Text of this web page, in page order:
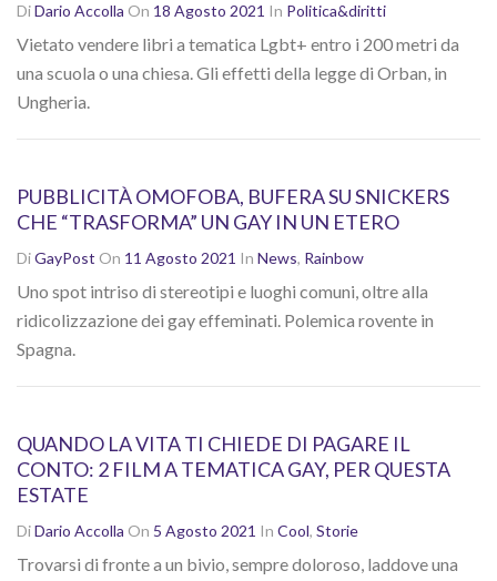
DiDario Accolla On 18 Agosto 2021 In Politica&diritti
Vietato vendere libri a tematica Lgbt+ entro i 200 metri da
una scuola o una chiesa. Gli effetti della legge di Orban, in
Ungheria.
PUBBLICITÀ OMOFOBA, BUFERA SU SNICKERS
CHE “TRASFORMA” UN GAY IN UN ETERO
DiGayPost On 11 Agosto 2021 In News, Rainbow
Uno spot intriso di stereotipi e luoghi comuni, oltre alla
ridicolizzazione dei gay effeminati. Polemica rovente in
Spagna.
QUANDO LA VITA TI CHIEDE DI PAGARE IL
CONTO: 2 FILM A TEMATICA GAY, PER QUESTA
ESTATE
DiDario Accolla On 5 Agosto 2021 In Cool, Storie
Trovarsi di fronte a un bivio, sempre doloroso, laddove una